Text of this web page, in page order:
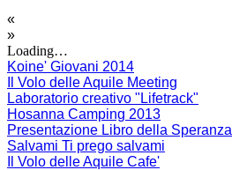
«
»
Loading…
Koine' Giovani 2014
Il Volo delle Aquile Meeting
Laboratorio creativo "Lifetrack"
Hosanna Camping 2013
Presentazione Libro della Speranza
Salvami Ti prego salvami
Il Volo delle Aquile Cafe'